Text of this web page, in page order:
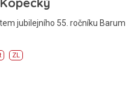
jubilejního 55. ročníku Barum
ZL